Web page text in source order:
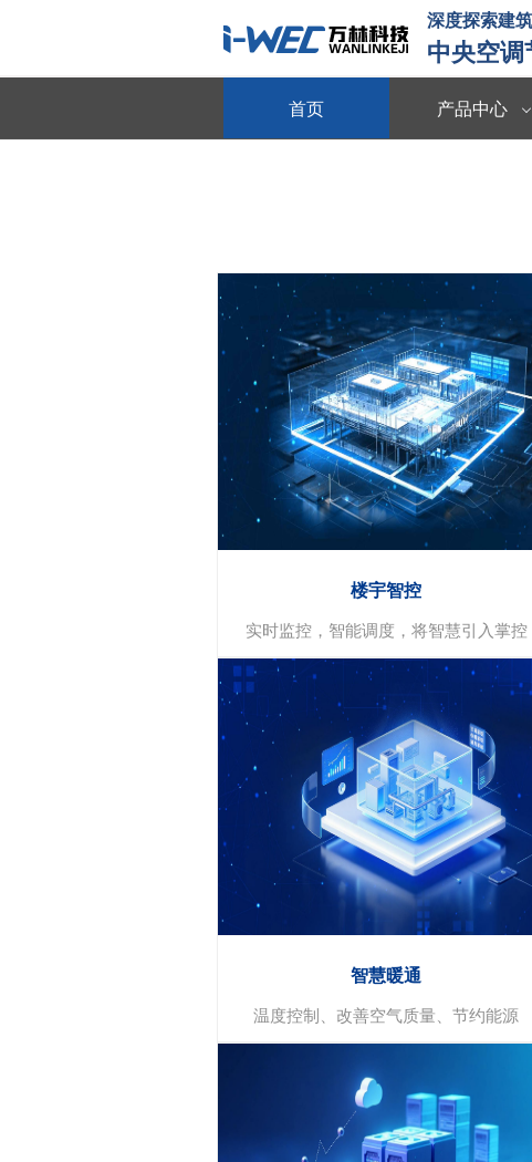
深度探索建
中央空
首页 产品中心
动态数据采集 需求智能调控 多能源协
智慧节能
全维度能耗监测 自适应调节策略 设计
动
节能贴膜
节能隔热 防晒防爆 绿色环保
智慧档案
档案管理 库房环控 数字化加工整理
楼宇智控
实时监控，智能调度，将智慧引入掌控
楼宇智控
自动化控制
数据实时监测
远程控制和管理
智慧暖通
温度控制、改善空气质量、节约能源